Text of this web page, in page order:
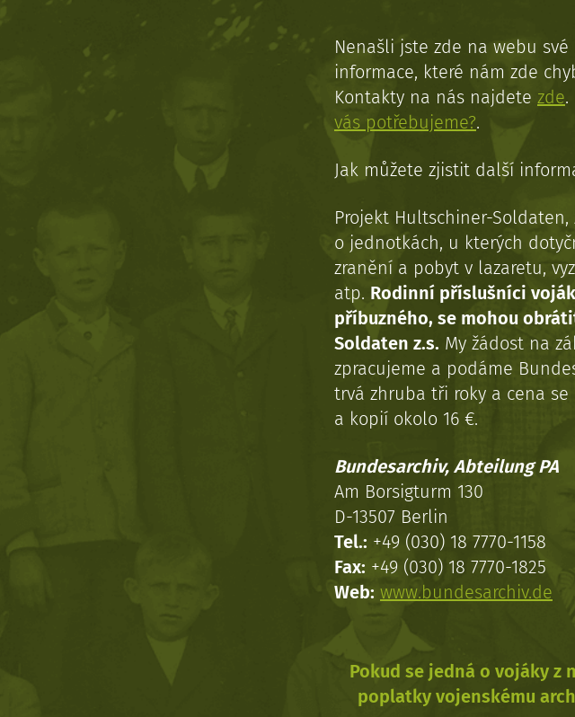
Nenašli jste zde na webu
informace, které nám zde
Kontakty na nás najdete zde.
vás potřebujeme?.
Jak můžete zjistit další
Projekt Hultschiner-
o jednotkách, u kterých
zranění a pobyt v lazaretu,
atp. Rodinní příslušníci
příbuzného, se mohou
Soldaten z.s. My žádost na
zpracujeme a podáme
trvá zhruba tři roky a cena
a kopií okolo 16 €.
Bundesarchiv, Abteilung PA
Am Borsigturm 130
D-13507 Berlin
Tel.: +49 (030) 18 7770-1158
Fax: +49 (030) 18 7770-1825
Web: www.bundesarchiv.de
Pokud se jedná o vojáky z
poplatky vojenskému